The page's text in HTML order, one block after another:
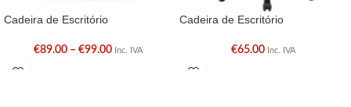
Cadeira de Escritório
€89.00 – €99.00 Inc. IVA
Cadeira de Escritório
€65.00 Inc. IVA